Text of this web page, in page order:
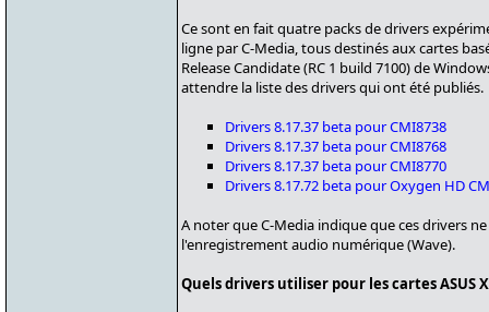
Ce sont en fait quatre packs de drivers
ligne par C-Media, tous destinés aux cartes
Release Candidate (RC 1 build 7100) de
attendre la liste des drivers qui ont été publiés.
Drivers 8.17.37 beta pour CMI8738
Drivers 8.17.37 beta pour CMI8768
Drivers 8.17.37 beta pour CMI8770
Drivers 8.17.72 beta pour Oxygen HD
A noter que C-Media indique que ces drivers
l'enregistrement audio numérique (Wave).
Quels drivers utiliser pour les cartes ASUS